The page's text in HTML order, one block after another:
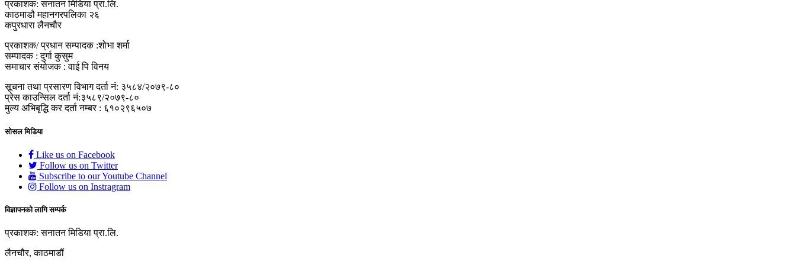
प्रकाशक: सनातन मिडिया प्रा.लि.
काठमाडौ महानगरपलिका २६
कपुरधारा लैनचौर
प्रकाशक/ प्रधान सम्पादक :शोभा शर्मा
सम्पादक : दुर्गा कुसुम
समाचार संयोजक : वाई पि विनय
सूचना तथा प्रसारण विभाग दर्ता नं: ३५८४/२०७९-८०
प्रेस काउन्सिल दर्ता नं:३५८९/२०७९-८०
मुल्य अभिबृद्धि कर दर्ता नम्बर : ६१०२९६५०७
सोसल मिडिया
Like us on Facebook
Follow us on Twitter
Subscribe to our Youtube Channel
Follow us on Instragram
विज्ञापनको लागि सम्पर्क
प्रकाशक: सनातन मिडिया प्रा.लि.
लैनचौर, काठमाडौं